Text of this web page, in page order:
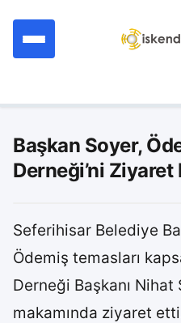
Başkan Soyer,
Derneği’ni Ziyaret
Seferihisar Belediye
Ödemiş temasları
Derneği Başkanı Nihat
makamında ziyaret